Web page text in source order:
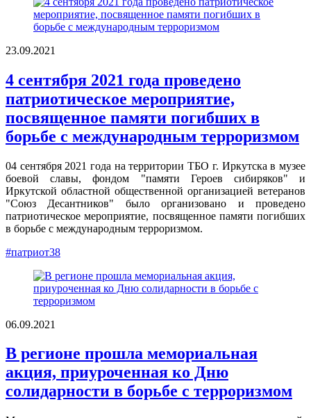
23.09.2021
4 сентября 2021 года проведено
патриотическое мероприятие,
посвященное памяти погибших в
борьбе с международным терроризмом
04 сентября 2021 года на территории ТБО г. Иркутска в музее
боевой славы, фондом "памяти Героев сибиряков" и
Иркутской областной общественной организацией ветеранов
"Союз Десантников" было организовано и проведено
патриотическое мероприятие, посвященное памяти погибших
в борьбе с международным терроризмом.
#патриот38
06.09.2021
В регионе прошла мемориальная
акция, приуроченная ко Дню
солидарности в борьбе с терроризмом